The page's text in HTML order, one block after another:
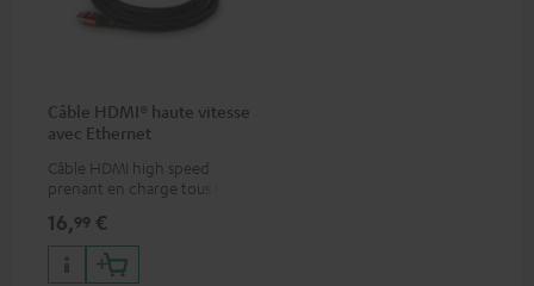
Câble HDMI® haute vitesse
avec Ethernet
Câble HDMI high speed
prenant en charge tous les
50/60p et 4K 3D
16,99 €